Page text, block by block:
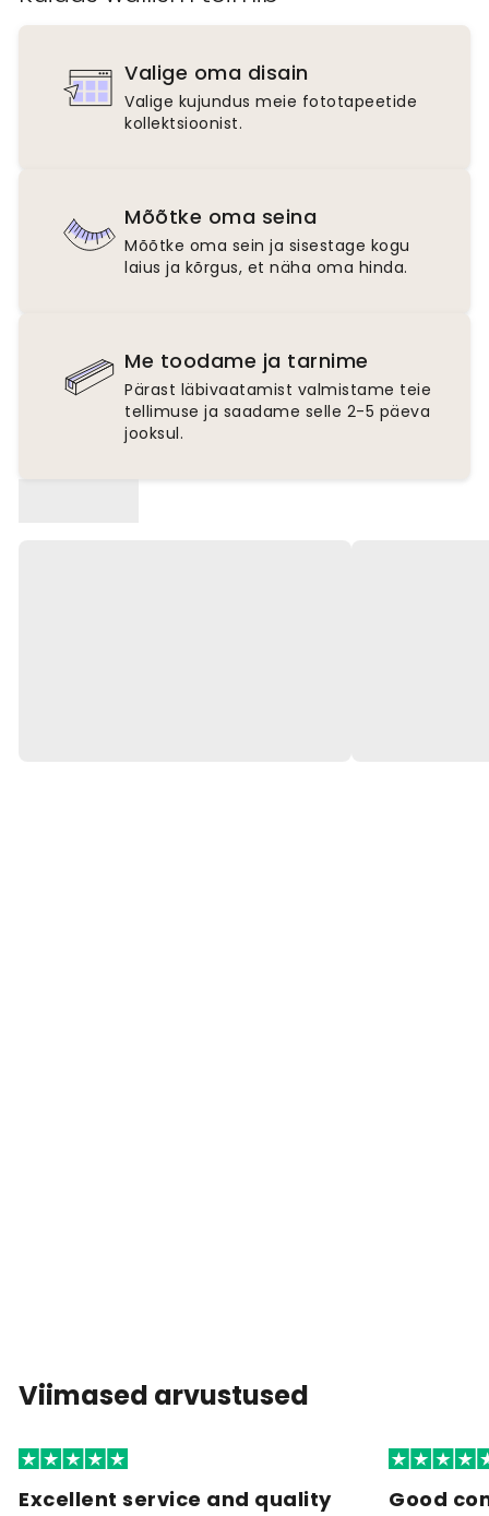
Valige oma disain
Valige kujundus meie fototapeetide
kollektsioonist.
Mõõtke oma seina
Mõõtke oma sein ja sisestage kogu
laius ja kõrgus, et näha oma hinda.
Me toodame ja tarnime
Pärast läbivaatamist valmistame teie
tellimuse ja saadame selle 2-5 päeva
jooksul.
Viimased arvustused
Excellent service and quality Good